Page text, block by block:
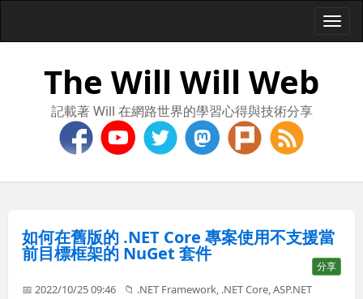
The Will Will Web
記載著 Will 在網路世界的學習心得與技術分享
如何在舊版的 .NET Core 專案使用不支援當
前目標框架的 NuGet 套件
分享
📅 2022/10/25 09:46 📁 .NET Framework .NET Core ,ASP.NET